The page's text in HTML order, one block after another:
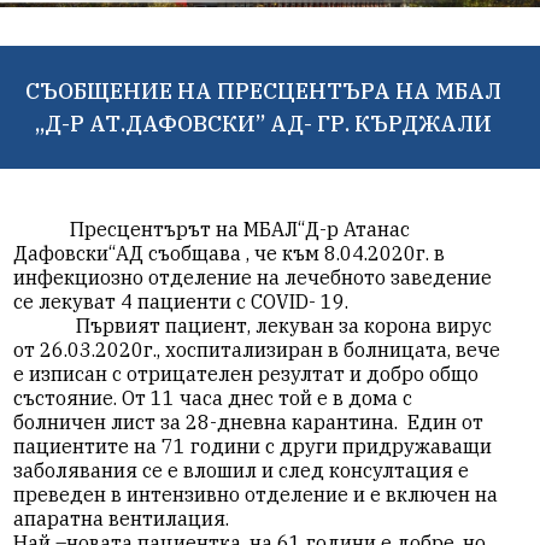
СЪОБЩЕНИЕ НА ПРЕСЦЕНТЪРА НА МБАЛ
„Д-Р АТ.ДАФОВСКИ” АД- ГР. КЪРДЖАЛИ
Пресцентърът на МБАЛ“Д-р Атанас
Дафовски“АД съобщава , че към 8.04.2020г. в
инфекциозно отделение на лечебното заведение
се лекуват 4 пациенти с COVID- 19.
Първият пациент, лекуван за корона вирус
от 26.03.2020г., хоспитализиран в болницата, вече
е изписан с отрицателен резултат и добро общо
състояние. От 11 часа днес той е в дома с
болничен лист за 28-дневна карантина. Един от
пациентите на 71 години с други придружаващи
заболявания се е влошил и след консултация е
преведен в интензивно отделение и е включен на
апаратна вентилация.